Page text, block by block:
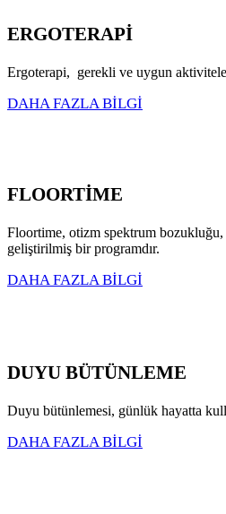
ERGOTERAPİ
Ergoterapi, gerekli ve uygun
DAHA FAZLA BİLGİ
FLOORTİME
Floortime, otizm spektrum
geliştirilmiş bir programdır.
DAHA FAZLA BİLGİ
DUYU BÜTÜNLEME
Duyu bütünlemesi, günlük hayatta
DAHA FAZLA BİLGİ